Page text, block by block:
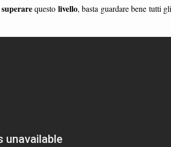
superarequesto livello, basta guardare bene tutti gli